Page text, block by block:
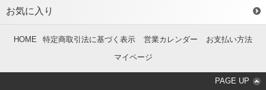
お気に入り
HOME 特定商取引法に基づく表示 営業カレンダー
お支払い方法
マイページ
PAGE UP